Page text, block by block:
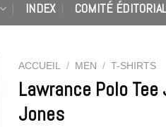
INDEX COMITÉ
ACCUEIL / MEN / T-SHIRTS
Lawrance Polo
Jones